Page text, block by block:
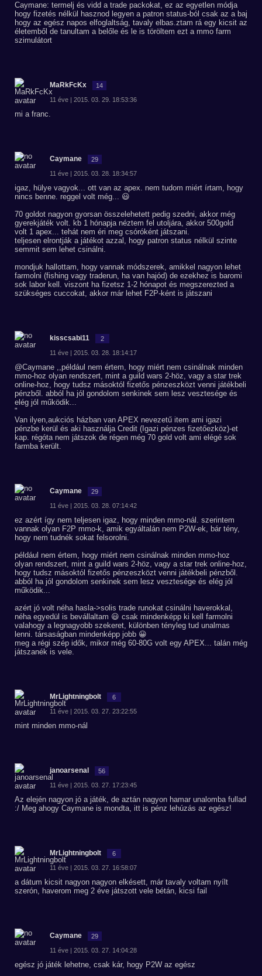
Caymane: termelj és vidd a trade packokat, ez az egyetlen módja
hogy fizetés nélkül hasznod legyen a patron status-ból csak az a baj
hogy az egész napos elfoglaltság, tavaly elbas.ztam rá egy kicsit az
életemből de tanultam a belőle és le is töröltem ezt a mmo farm
szimulátort
MaRkFcKx 14
11 éve | 2015. 03. 29. 18:53:36
mi a franc.
Caymane 29
11 éve | 2015. 03. 28. 18:34:57
igaz, hülye vagyok... ott van az apex. nem tudom miért írtam, hogy
nincs benne. reggel volt még... 😃
70 goldot nagyon gyorsan összelehetett pedig szedni, akkor még
gyerekjáték volt. kb 1 hónapja néztem fel utoljára, akkor 500gold
volt 1 apex... tehát nem éri meg csóróként játszani.
teljesen elrontják a játékot azzal, hogy patron status nélkül szinte
semmit sem lehet csinálni.
mondjuk hallottam, hogy vannak módszerek, amikkel nagyon lehet
farmolni (fishing vagy traderun, ha van hajód) de ezekhez is baromi
sok labor kell. viszont ha fizetsz 1-2 hónapot és megszerezted a
szükséges cuccokat, akkor már lehet F2P-ként is játszani
kisscsabi11 2
11 éve | 2015. 03. 28. 18:14:17
@Caymane ,,például nem értem, hogy miért nem csinálnak minden
mmo-hoz olyan rendszert, mint a guild wars 2-höz, vagy a star trek
online-hoz, hogy tudsz másoktól fizetős pénzeszközt venni játékbeli
pénzből. abból ha jól gondolom senkinek sem lesz vesztesége és
elég jól működik...
"
Van ilyen,aukciós házban van APEX nevezetű item ami igazi
pénzbe kerül és aki használja Credit (Igazi pénzes fizetőezköz)-et
kap. régóta nem játszok de régen még 70 gold volt ami elégé sok
farmba került.
Caymane 29
11 éve | 2015. 03. 28. 07:14:42
ez azért így nem teljesen igaz, hogy minden mmo-nál. szerintem
vannak olyan F2P mmo-k, amik egyáltalán nem P2W-ek, bár tény,
hogy nem tudnék sokat felsorolni.
például nem értem, hogy miért nem csinálnak minden mmo-hoz
olyan rendszert, mint a guild wars 2-höz, vagy a star trek online-hoz,
hogy tudsz másoktól fizetős pénzeszközt venni játékbeli pénzből.
abból ha jól gondolom senkinek sem lesz vesztesége és elég jól
működik...
azért jó volt néha hasla->solis trade runokat csinálni haverokkal,
néha egyedül is bevállaltam 😃 csak mindenképp ki kell farmolni
valahogy a legnagyobb szekeret, különben tényleg tud unalmas
lenni. társaságban mindenképp jobb 😀
meg a régi szép idők, mikor még 60-80G volt egy APEX... talán még
játszanék is vele.
MrLightningbolt 6
11 éve | 2015. 03. 27. 23:22:55
mint minden mmo-nál
janoarsenal 56
11 éve | 2015. 03. 27. 17:23:45
Az elején nagyon jó a játék, de aztán nagyon hamar unalomba fullad
:/ Meg ahogy Caymane is mondta, itt is pénz lehúzás az egész!
MrLightningbolt 6
11 éve | 2015. 03. 27. 16:58:07
a dátum kicsit nagyon nagyon elkésett, már tavaly voltam nyílt
szerón, haverom meg 2 éve játszott vele bétán, kicsi fail
Caymane 29
11 éve | 2015. 03. 27. 14:04:28
egész jó játék lehetne, csak kár, hogy P2W az egész